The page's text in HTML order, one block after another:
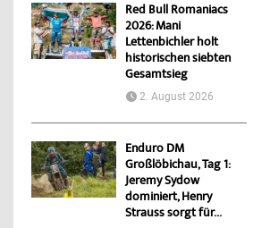
Red Bull Romaniacs
2026: Mani
Lettenbichler holt
historischen siebten
Gesamtsieg
2. August 2026
Enduro DM
Großlöbichau, Tag 1:
Jeremy Sydow
dominiert, Henry
Strauss sorgt für...